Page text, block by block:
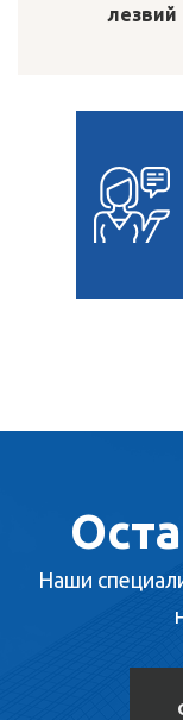
лезвий
Наши